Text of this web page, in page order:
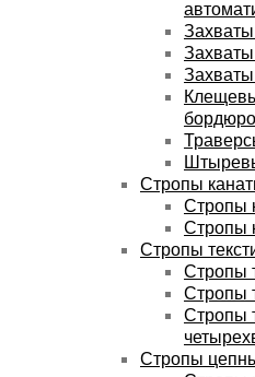
Стропы
Стропы
Стропы
Стропы
Стропы
Стропы
Стропы
Стропы